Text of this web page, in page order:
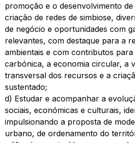
promoção e o desenvolvimento
criação de redes de simbiose,
de negócio e oportunidades com
relevantes, com destaque para a
ambientais e com contributos
carbónica, a economia circular, a
transversal dos recursos e a
sustentado;
d) Estudar e acompanhar a
sociais, económicas e culturais,
impulsionando a proposta de
urbano, de ordenamento do